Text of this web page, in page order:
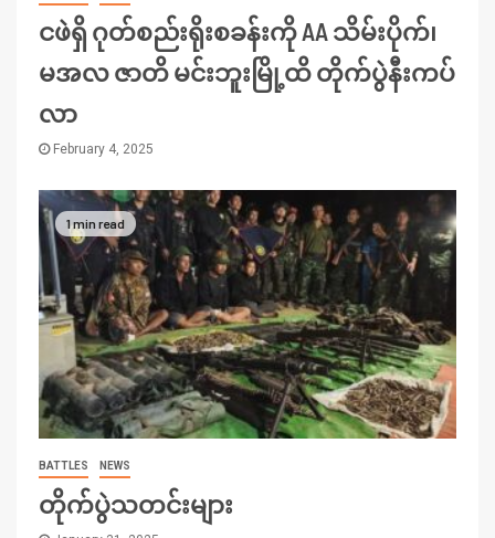
ငဖဲရှိ ဂုတ်စည်းရိုးစခန်းကို AA သိမ်းပိုက်၊
မအလ ဇာတိ မင်းဘူးမြို့ထိ တိုက်ပွဲနီးကပ်
လာ
February 4, 2025
1 min read
BATTLES NEWS
တိုက်ပွဲသတင်းများ